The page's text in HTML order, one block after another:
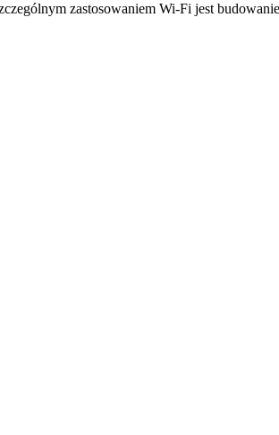
zastosowaniem Wi-Fi jest